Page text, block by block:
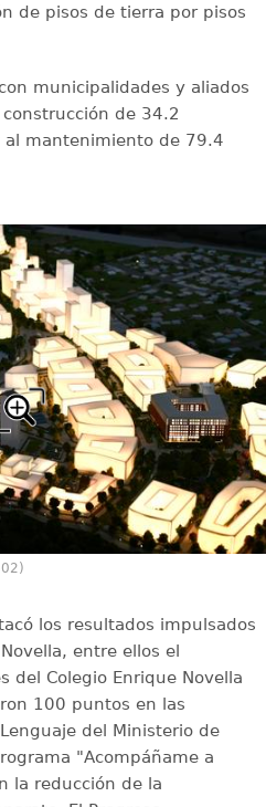
de pisos de tierra por pisos
municipalidades y aliados
de 34.2
mantenimiento de 79.4
los resultados impulsados
entre ellos el
del Colegio Enrique Novella
100 puntos en las
del Ministerio de
"Acompáñame a
la reducción de la